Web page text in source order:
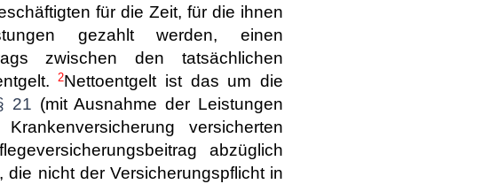
für die Zeit, für die ihnen
gezahlt werden, einen
zwischen den tatsächlichen
2Nettoentgelt ist das um die
21 (mit Ausnahme der Leistungen
versicherten
abzüglich
die nicht der Versicherungspflicht in